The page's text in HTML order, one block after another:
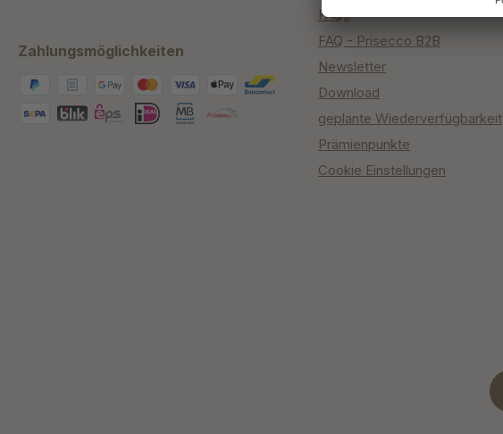
Zahlungsmöglichkeiten
FAQs
FAQ - Prisecco B2B
Newsletter
Download
geplante Wiederverfügbarkeit
Prämienpunkte
Cookie Einstellungen